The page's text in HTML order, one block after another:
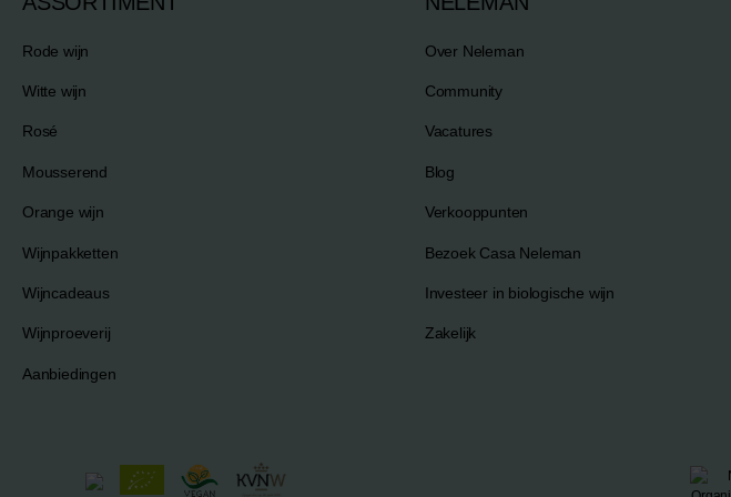
Rode wijn
Witte wijn
Rosé
Mousserend
Orange wijn
Wijnpakketten
Wijncadeaus
Wijnproeverij
Aanbiedingen
Over Neleman
Community
Vacatures
Blog
Verkooppunten
Bezoek Casa Neleman
Investeer in biologische wijn
Zakelijk